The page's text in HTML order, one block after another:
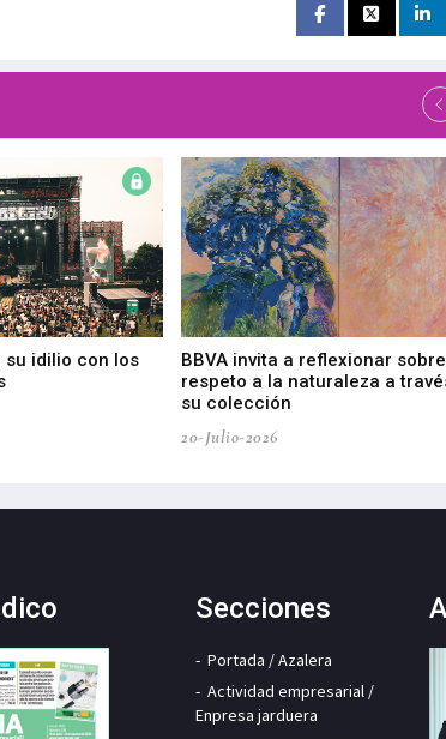
su idilio con los
BBVA invita a reflexionar
respeto a la naturaleza a
su colección
20-Julio-2026
Secciones
Portada / Azalera
Actividad empresarial /
Enpresa jarduera